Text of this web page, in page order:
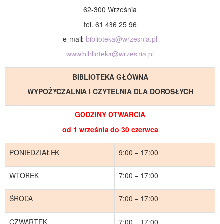
62-300 Września
tel. 61 436 25 96
e-mail: biblioteka@wrzesnia.pl
www.biblioteka@wrzesnia.pl
BIBLIOTEKA GŁÓWNA
WYPOŻYCZALNIA I CZYTELNIA DLA DOROSŁYCH
GODZINY OTWARCIA
od 1 września do 30 czerwca
PONIEDZIAŁEK 9:00 – 17:00
WTOREK 7:00 – 17:00
ŚRODA 7:00 – 17:00
CZWARTEK 7:00 – 17:00